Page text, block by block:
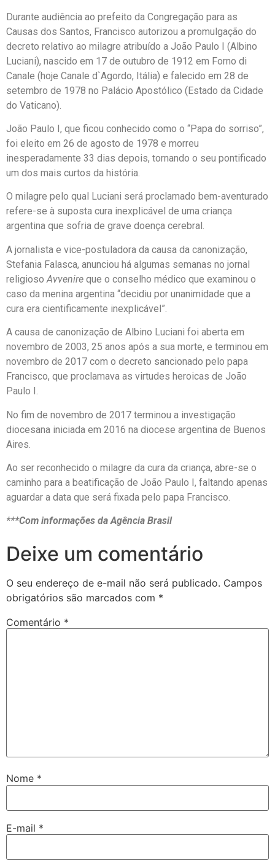
Durante audiência ao prefeito da Congregação para as
Causas dos Santos, Francisco autorizou a promulgação do
decreto relativo ao milagre atribuído a João Paulo I (Albino
Luciani), nascido em 17 de outubro de 1912 em Forno di
Canale (hoje Canale d`Agordo, Itália) e falecido em 28 de
setembro de 1978 no Palácio Apostólico (Estado da Cidade
do Vaticano).
João Paulo I, que ficou conhecido como o “Papa do sorriso”,
foi eleito em 26 de agosto de 1978 e morreu
inesperadamente 33 dias depois, tornando o seu pontificado
um dos mais curtos da história.
O milagre pelo qual Luciani será proclamado bem-aventurado
refere-se à suposta cura inexplicável de uma criança
argentina que sofria de grave doença cerebral.
A jornalista e vice-postuladora da causa da canonização,
Stefania Falasca, anunciou há algumas semanas no jornal
religiosoAvvenire que o conselho médico que examinou o
caso da menina argentina “decidiu por unanimidade que a
cura era cientificamente inexplicável”.
A causa de canonização de Albino Luciani foi aberta em
novembro de 2003, 25 anos após a sua morte, e terminou em
novembro de 2017 com o decreto sancionado pelo papa
Francisco, que proclamava as virtudes heroicas de João
Paulo I.
No fim de novembro de 2017 terminou a investigação
diocesana iniciada em 2016 na diocese argentina de Buenos
Aires.
Ao ser reconhecido o milagre da cura da criança, abre-se o
caminho para a beatificação de João Paulo I, faltando apenas
aguardar a data que será fixada pelo papa Francisco.
***Com informações da Agência Brasil
Deixe um comentário
O seu endereço de e-mail não será publicado. Campos
obrigatórios são marcados com *
Comentário *
Nome *
E-mail *